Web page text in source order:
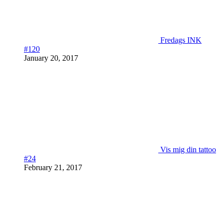
Fredags INK
#120
January 20, 2017
Vis mig din tattoo
#24
February 21, 2017